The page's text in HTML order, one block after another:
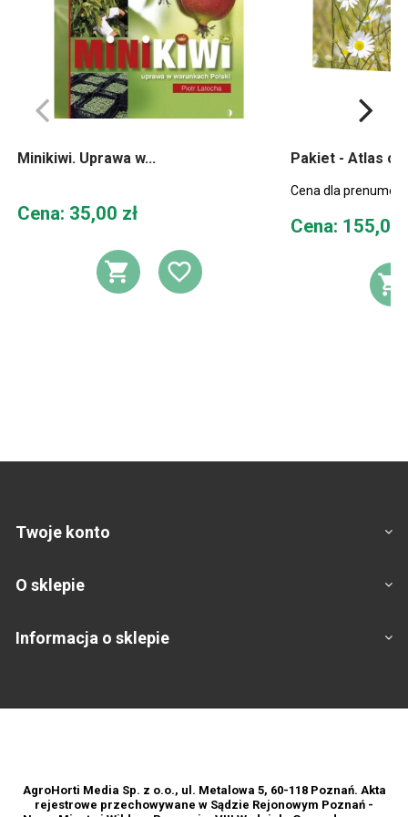
Minikiwi. Uprawa w...
Cena
Cena: 35,00 zł
DODAJ DO KOSZYKA
DODAJ DO
Pakiet - Atlas
Cena dla
Cena
Cena: 155,00
Twoje konto
O sklepie
Informacja o sklepie
AgroHorti Media Sp. z o.o., ul. Metalowa 5, 60-118 Poznań. Akta
rejestrowe przechowywane w Sądzie Rejonowym Poznań -